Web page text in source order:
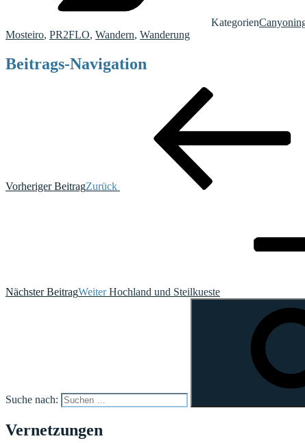
Kategorien
Mosteiro, PR2FLO, Wandern, Wanderung
Beitrags-Navigation
Vorheriger BeitragZurück
Nächster BeitragWeiter Hochland und Steilkueste
Suche nach:
Vernetzungen